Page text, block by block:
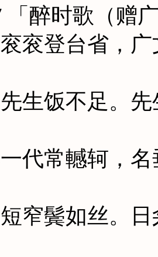
「醉时歌（赠
登台省，广
饭不足。先
常轗轲，名
鬓如丝。日